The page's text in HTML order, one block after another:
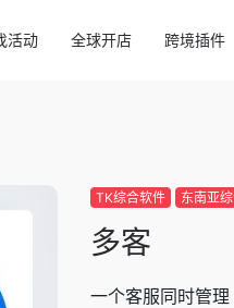
活动 全球开店 跨境插件
TK综合软件 东南亚
多客
一个客服同时管